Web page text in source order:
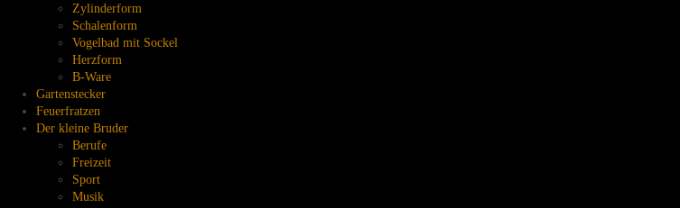
Zylinderform
Schalenform
Vogelbad mit Sockel
Herzform
B-Ware
Gartenstecker
Feuerfratzen
Der kleine Bruder
Berufe
Freizeit
Sport
Musik